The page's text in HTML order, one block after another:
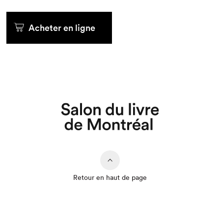
Acheter en ligne
Retour en haut de page